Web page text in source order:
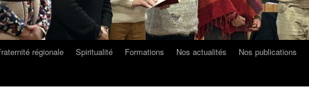
régionale Spiritualité Formations Nos actualités Nos publications